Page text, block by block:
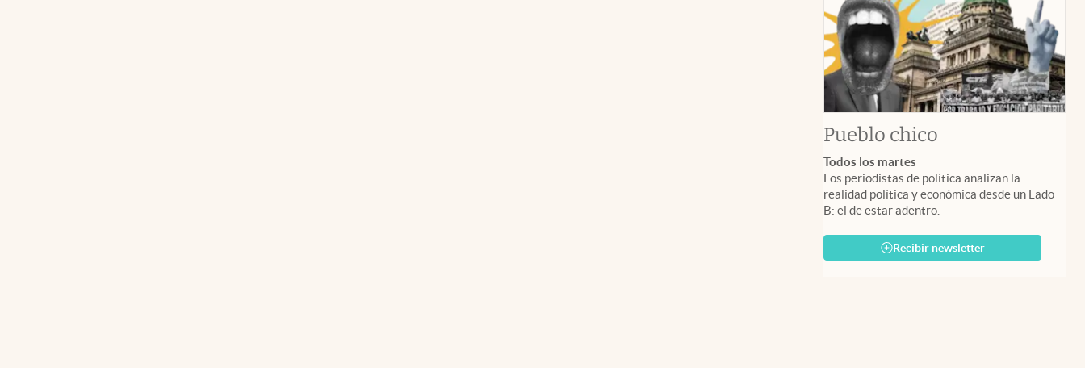
Pueblo chico
Todos los martes
Los periodistas de política analizan la
realidad política y económica desde un Lado
B: el de estar adentro.
Recibir newsletter